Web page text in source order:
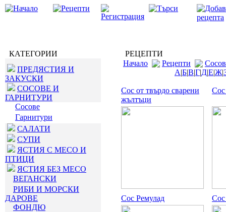
КАТЕГОРИИ
ПРЕДЯСТИЯ И
ЗАКУСКИ
СОСОВЕ И
ГАРНИТУРИ
Сосове
Гарнитури
САЛАТИ
СУПИ
ЯСТИЯ С МЕСО И
ПТИЦИ
ЯСТИЯ БЕЗ МЕСО
ВЕГАНСКИ
РИБИ И МОРСКИ
ДАРОВЕ
ФОНДЮ
РЕЦЕПТИ
Начало
Рецепти
А|Б|В|Г|Д|Е|Ж|
Сос от твърдо сварени
жълтъци
Сос
Сос Ремулад Сос